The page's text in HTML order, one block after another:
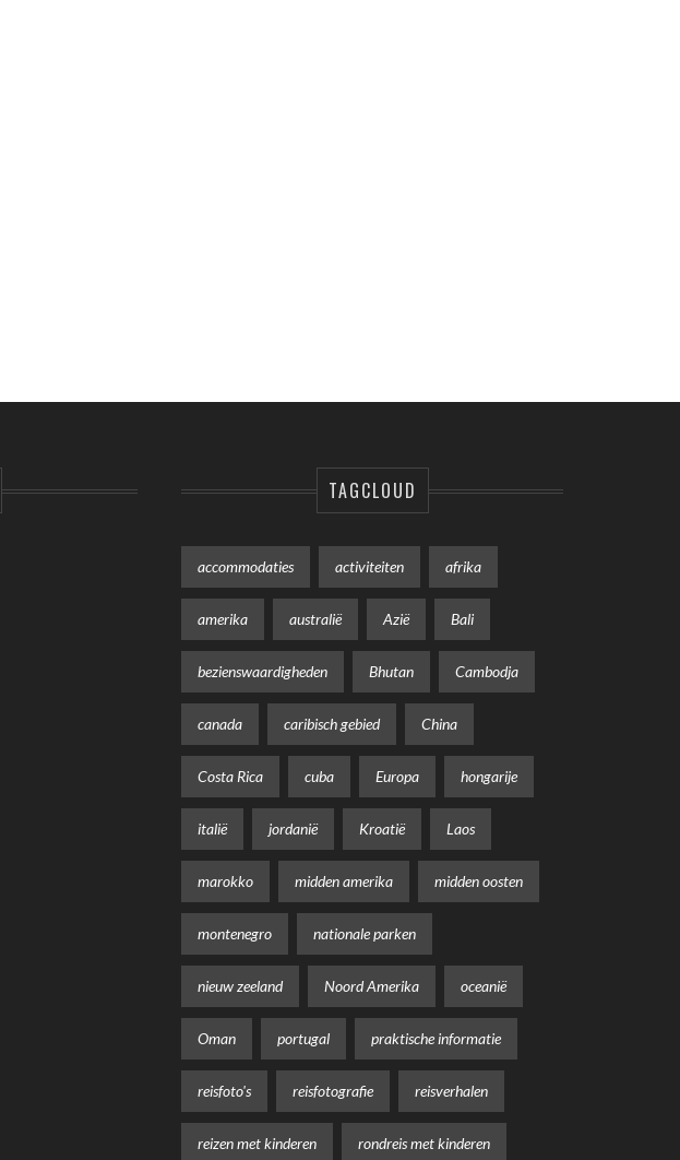
TAGCLOUD
accommodaties activiteiten afrika
amerika australië Azië Bali
bezienswaardigheden Bhutan Cambodja
canada caribisch gebied China
Costa Rica cuba Europa hongarije
italië jordanië Kroatië Laos
marokko midden amerika midden oosten
montenegro nationale parken
nieuw zeeland Noord Amerika oceanië
Oman portugal praktische informatie
reisfoto's reisfotografie reisverhalen
reizen met kinderen rondreis met kinderen